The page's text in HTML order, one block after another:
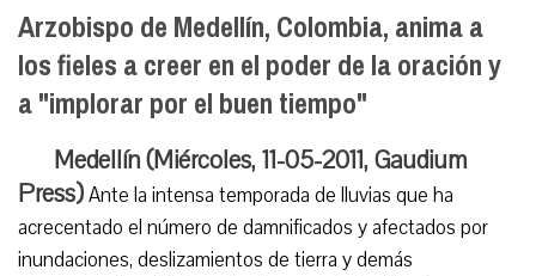
Arzobispo de Medellín, Colombia, anima a
los fieles a creer en el poder de la oración y
a "implorar por el buen tiempo"
Medellín (Miércoles, 11-05-2011, Gaudium
Press)Ante la intensa temporada de lluvias que ha
acrecentado el número de damnificados y afectados por
inundaciones, deslizamientos de tierra y demás